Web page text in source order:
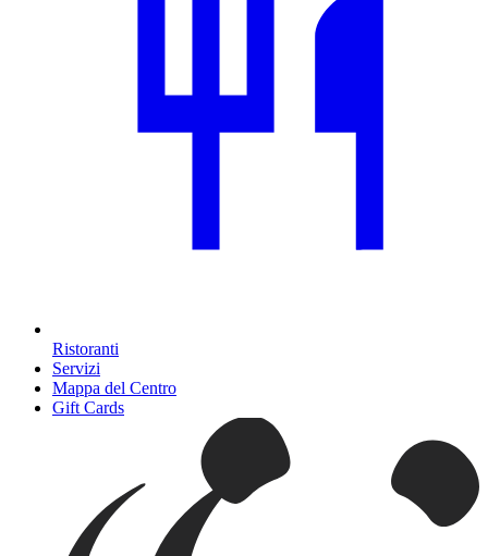
Ristoranti
Servizi
Mappa del Centro
Gift Cards